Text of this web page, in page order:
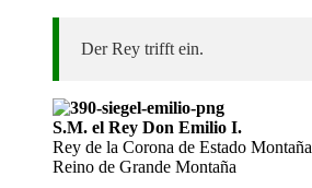
Der Rey trifft ein.
S.M. el Rey Don Emilio I.
Rey de la Corona de Estado Montaña
Reino de Grande Montaña